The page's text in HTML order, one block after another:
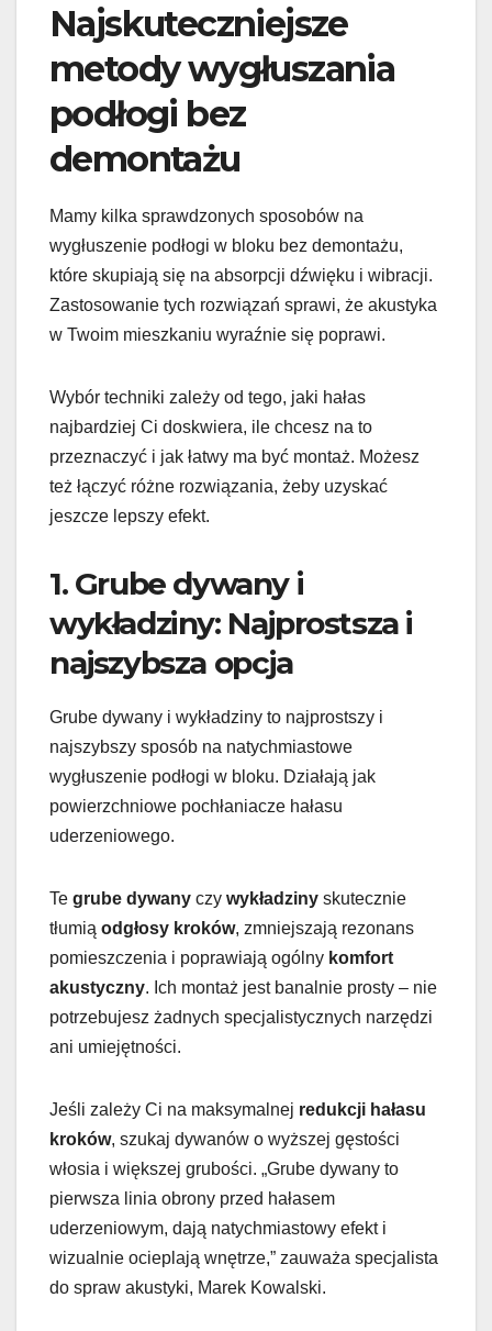
Najskuteczniejsze
metody wygłuszania
podłogi bez
demontażu
Mamy kilka sprawdzonych sposobów na
wygłuszenie podłogi w bloku bez demontażu,
które skupiają się na absorpcji dźwięku i wibracji.
Zastosowanie tych rozwiązań sprawi, że akustyka
w Twoim mieszkaniu wyraźnie się poprawi.
Wybór techniki zależy od tego, jaki hałas
najbardziej Ci doskwiera, ile chcesz na to
przeznaczyć i jak łatwy ma być montaż. Możesz
też łączyć różne rozwiązania, żeby uzyskać
jeszcze lepszy efekt.
1. Grube dywany i
wykładziny: Najprostsza i
najszybsza opcja
Grube dywany i wykładziny to najprostszy i
najszybszy sposób na natychmiastowe
wygłuszenie podłogi w bloku. Działają jak
powierzchniowe pochłaniacze hałasu
uderzeniowego.
Te grube dywany czy wykładziny skutecznie
tłumią odgłosy kroków, zmniejszają rezonans
pomieszczenia i poprawiają ogólny komfort
akustyczny. Ich montaż jest banalnie prosty – nie
potrzebujesz żadnych specjalistycznych narzędzi
ani umiejętności.
Jeśli zależy Ci na maksymalnej redukcji hałasu
kroków, szukaj dywanów o wyższej gęstości
włosia i większej grubości. „Grube dywany to
pierwsza linia obrony przed hałasem
uderzeniowym, dają natychmiastowy efekt i
wizualnie ocieplają wnętrze,” zauważa specjalista
do spraw akustyki, Marek Kowalski.